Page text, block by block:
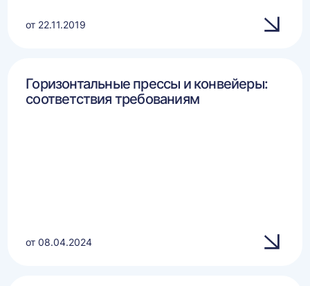
от 22.11.2019
Горизонтальные прессы и конвейеры:
соответствия требованиям
от 08.04.2024